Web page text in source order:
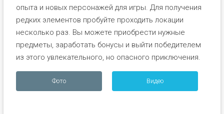
опыта и новых персонажей для игры. Для получения
редких элементов пробуйте проходить локации
несколько раз. Вы можете приобрести нужные
предметы, заработать бонусы и выйти победителем
из этого увлекательного, но опасного приключения.
Фото Видео